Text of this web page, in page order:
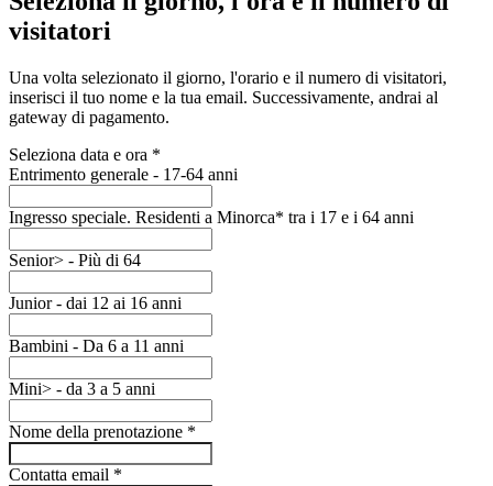
visitatori
Una volta selezionato il giorno, l'orario e il numero di visitatori,
inserisci il tuo nome e la tua email. Successivamente, andrai al
gateway di pagamento.
Seleziona data e ora *
Entrimento generale - 17-64 anni
Ingresso speciale. Residenti a Minorca* tra i 17 e i 64 anni
Senior> - Più di 64
Junior - dai 12 ai 16 anni
Bambini - Da 6 a 11 anni
Mini> - da 3 a 5 anni
Nome della prenotazione *
Contatta email *